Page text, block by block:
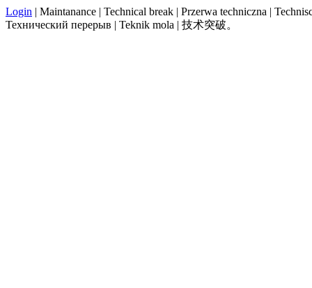
Login | Maintanance | Technical break | Przerwa techniczna |
Технический перерыв | Teknik mola | 技术突破。